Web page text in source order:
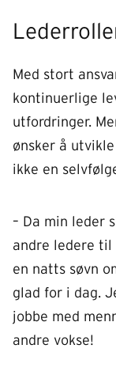
Med stort
kontinuerlige
utfordringer.
ønsker å
ikke en
– Da min leder
andre ledere til
en natts søvn
glad for i dag.
jobbe med
andre vokse!